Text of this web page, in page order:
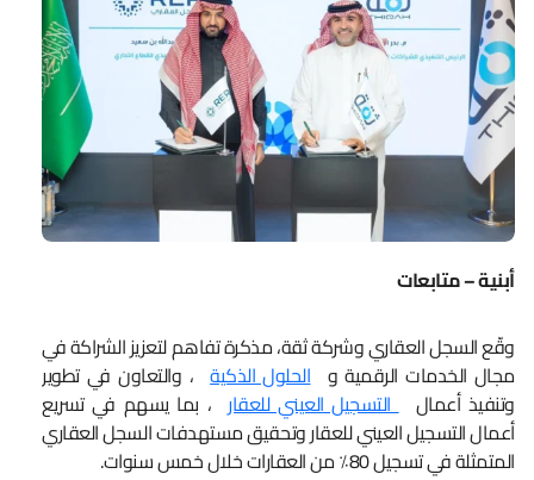
أبنية – متابعات
وقّع السجل العقاري وشركة ثقة، مذكرة تفاهم لتعزيز الشراكة في
مجال الخدمات الرقمية و الحلول الذكية ، والتعاون في تطوير
وتنفيذ أعمال التسجيل العيني للعقار ، بما يسهم في تسريع
أعمال التسجيل العيني للعقار وتحقيق مستهدفات السجل العقاري
المتمثلة في تسجيل 80٪ من العقارات خلال خمس سنوات.